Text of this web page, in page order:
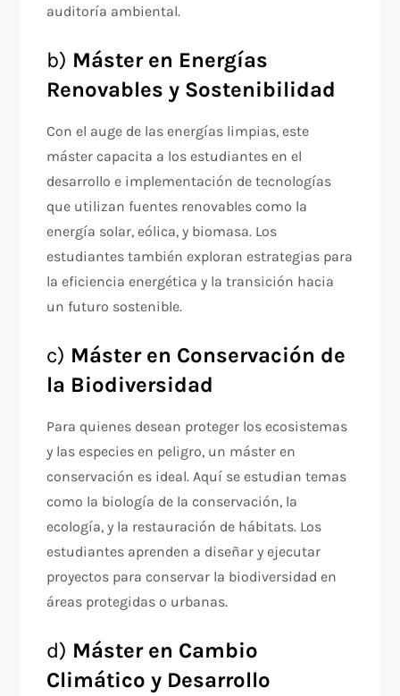
auditoría ambiental.
b) Máster en Energías
Renovables y Sostenibilidad
Con el auge de las energías limpias, este
máster capacita a los estudiantes en el
desarrollo e implementación de tecnologías
que utilizan fuentes renovables como la
energía solar, eólica, y biomasa. Los
estudiantes también exploran estrategias para
la eficiencia energética y la transición hacia
un futuro sostenible.
c) Máster en Conservación de
la Biodiversidad
Para quienes desean proteger los ecosistemas
y las especies en peligro, un máster en
conservación es ideal. Aquí se estudian temas
como la biología de la conservación, la
ecología, y la restauración de hábitats. Los
estudiantes aprenden a diseñar y ejecutar
proyectos para conservar la biodiversidad en
áreas protegidas o urbanas.
d) Máster en Cambio
Climático y Desarrollo